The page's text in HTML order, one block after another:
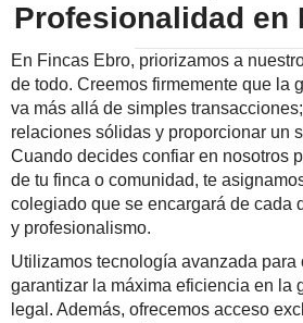
Profesionalidad en
En Fincas Ebro, priorizamos a
de todo. Creemos firmemente que la
va más allá de simples
relaciones sólidas y proporcionar un
Cuando decides confiar en nosotros
de tu finca o comunidad, te
colegiado que se encargará de cada
y profesionalismo.
Utilizamos tecnología avanzada para
garantizar la máxima eficiencia en la
legal. Además, ofrecemos acceso